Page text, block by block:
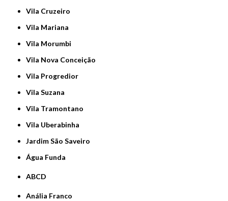
Vila Cruzeiro
Vila Mariana
Vila Morumbi
Vila Nova Conceição
Vila Progredior
Vila Suzana
Vila Tramontano
Vila Uberabinha
jardim São Saveiro
Água Funda
ABCD
Anália Franco